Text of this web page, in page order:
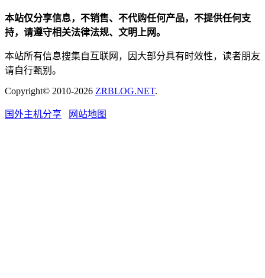
本站仅分享信息，不销售、不代购任何产品，不提供任何支
持，请遵守相关法律法规、文明上网。
本站所有信息搜集自互联网，因大部分具有时效性，读者朋友
请自行甄别。
Copyright© 2010-2026 ZRBLOG.NET.
国外主机分享 网站地图